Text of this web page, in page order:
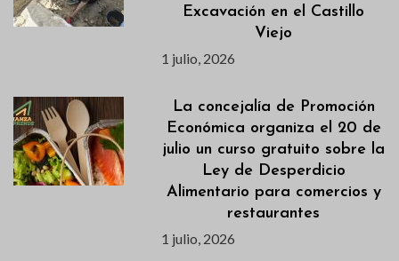
Excavación en el Castillo
Viejo
1 julio, 2026
La concejalía de Promoción
Económica organiza el 20 de
julio un curso gratuito sobre la
Ley de Desperdicio
Alimentario para comercios y
restaurantes
1 julio, 2026